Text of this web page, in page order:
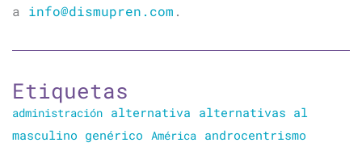
a info@dismupren.com .
Etiquetas
administración alternativa alternativas al
masculino genérico América androcentrismo